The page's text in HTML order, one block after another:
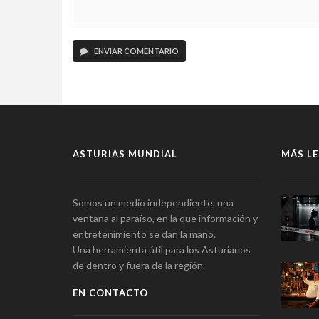
ENVIAR COMENTARIO
ASTURIAS MUNDIAL
Somos un medio independiente, una
ventana al paraíso, en la que información y
entretenimiento se dan la mano.
Una herramienta útil para los Asturianos
de dentro y fuera de la región.
EN CONTACTO
MÁS